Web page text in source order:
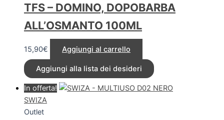
TFS – DOMINO, DOPOBARBA
ALL’OSMANTO 100ML
15,90€ Aggiungi al carrello
Aggiungi alla lista dei desideri
In offerta!
SWIZA
Outlet